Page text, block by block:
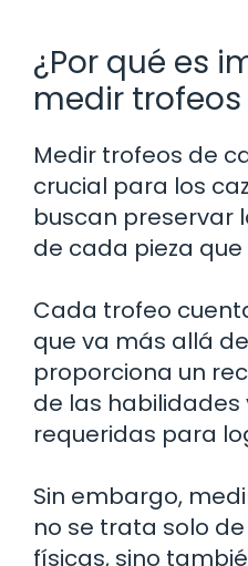
¿Por qué es
medir
Medir trofeos de
crucial para los
buscan preservar
de cada pieza
Cada trofeo
que va más allá
proporciona un
de las habilidades
requeridas para
Sin embargo,
no se trata solo
físicas, sino